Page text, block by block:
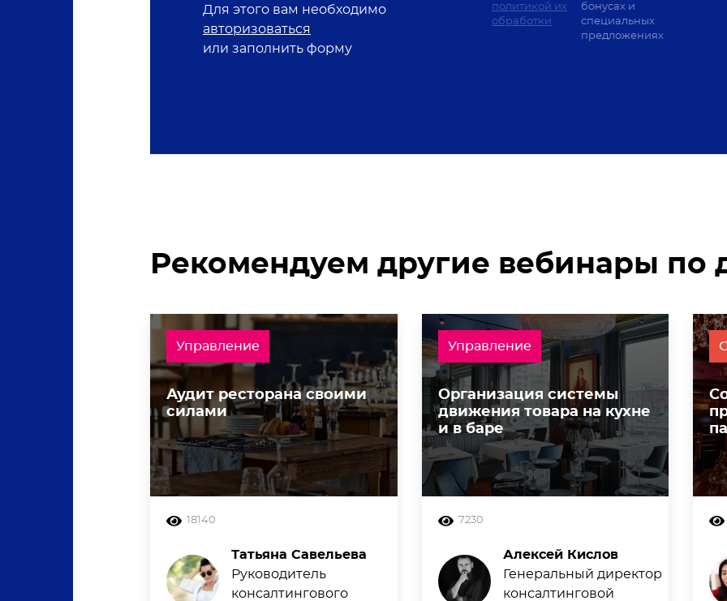
Для этого вам необходимо
авторизоваться
или заполнить форму
политикой их
обработки
бонусах и
специальных
предложениях
Рекомендуем другие вебинары по
Управление
Аудит ресторана своими
силами
18140
Татьяна Савельева
Руководитель
консалтингового
Управление
Организация системы
движения товара на кухне
и в баре
7230
Алексей Кислов
Генеральный директор
консалтинговой